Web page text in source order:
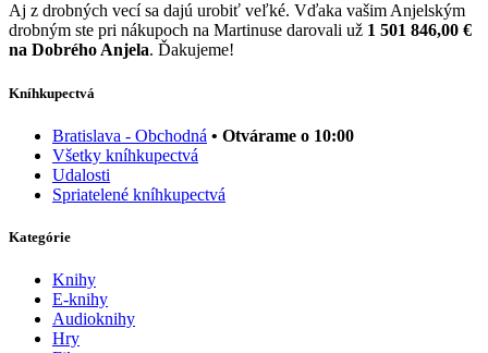
Aj z drobných vecí sa dajú urobiť veľké. Vďaka vašim Anjelským
drobným ste pri nákupoch na Martinuse darovali už 1 501 846,00 €
na Dobrého Anjela. Ďakujeme!
Kníhkupectvá
Bratislava - Obchodná • Otvárame o 10:00
Všetky kníhkupectvá
Udalosti
Spriatelené kníhkupectvá
Kategórie
Knihy
E-knihy
Audioknihy
Hry